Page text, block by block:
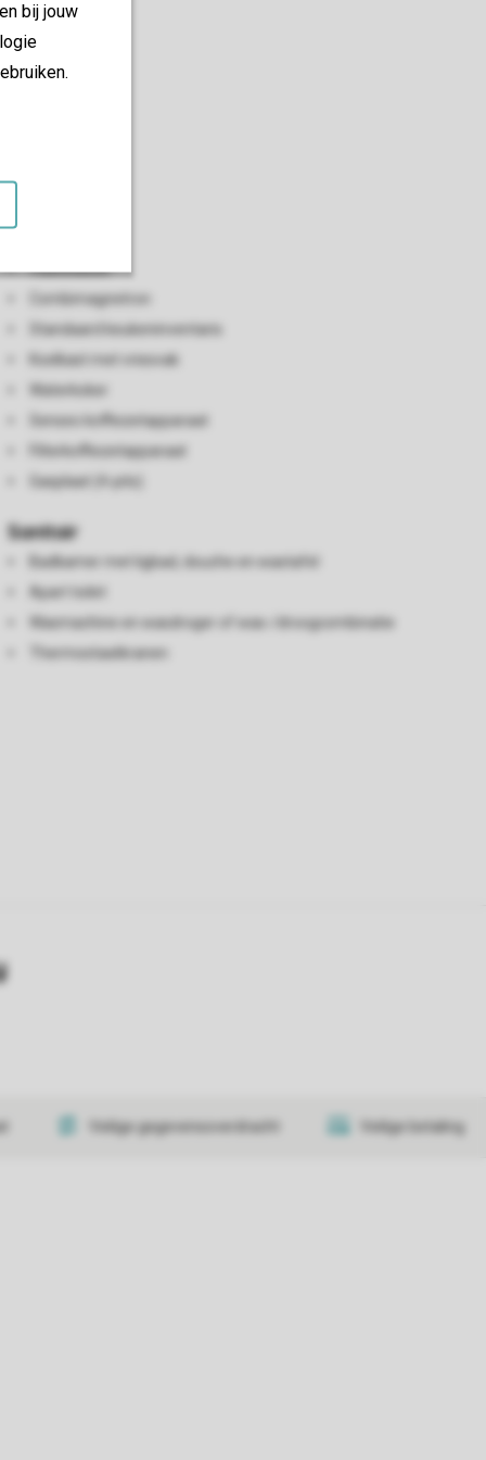
bij jouw
Vaatwasser
Combimagnetron
Standaard keukeninventaris
Koelkast met vriesvak
Waterkoker
Senseo koffiezetapparaat
Filterkoffiezetapparaat
Gasplaat (4-pits)
Sanitair
Badkamer met ligbad, douche en wastafel
Apart toilet
Wasmachine en wasdroger of was-/droogcombinatie
Thermostaatkranen
Veilige gegevensoverdracht Veilige betaling